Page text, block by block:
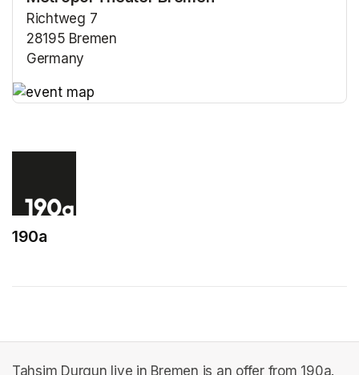
Richtweg 7
28195 Bremen
Germany
190a
Tahsim Durgun live in Bremen is an offer from 190a.